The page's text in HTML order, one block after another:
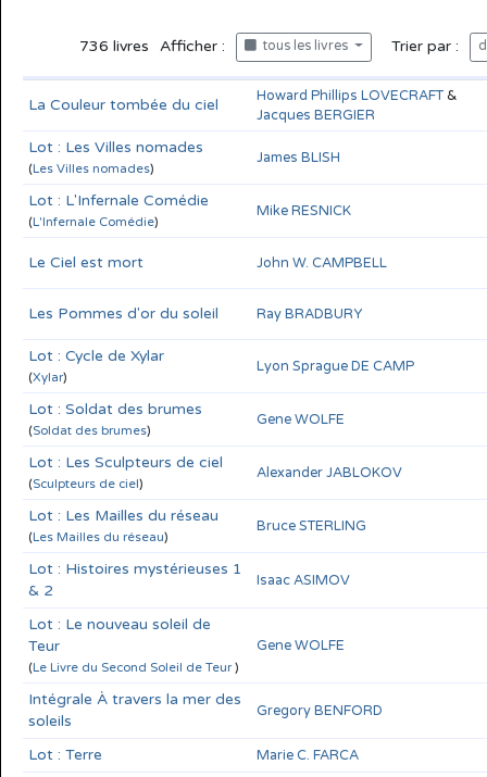
736 livres Afficher : tous les livres Trier par :
La Couleur tombée du ciel Howard Phillips LOVECRAFT&
Jacques BERGIER
Lot : Les Villes nomades
(Les Villes nomades)
James BLISH
Lot : L'Infernale Comédie
(L'Infernale Comédie)
Mike RESNICK
Le Ciel est mort John W. CAMPBELL
Les Pommes d'or du soleil Ray BRADBURY
Lot : Cycle de Xylar
(Xylar)
Lyon Sprague DE CAMP
Lot : Soldat des brumes
(Soldat des brumes)
Gene WOLFE
Lot : Les Sculpteurs de ciel
(Sculpteurs de ciel)
Alexander JABLOKOV
Lot : Les Mailles du réseau
(Les Mailles du réseau)
Bruce STERLING
Lot : Histoires mystérieuses 1
& 2
Isaac ASIMOV
Lot : Le nouveau soleil de
Teur
(Le Livre du Second Soleil de Teur)
Gene WOLFE
Intégrale À travers la mer des
soleils
Gregory BENFORD
Lot : Terre Marie C. FARCA